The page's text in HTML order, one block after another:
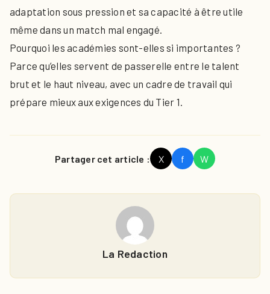
adaptation sous pression et sa capacité à être utile
même dans un match mal engagé.
Pourquoi les académies sont-elles si importantes ?
Parce qu’elles servent de passerelle entre le talent
brut et le haut niveau, avec un cadre de travail qui
prépare mieux aux exigences du Tier 1.
Partager cet article : X f W
La Redaction